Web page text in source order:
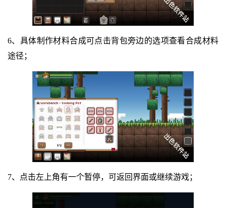
6、具体制作材料合成可点击背包旁边的选项查看合成材料
途径；
7、点击左上角有一个暂停，可返回界面或继续游戏；